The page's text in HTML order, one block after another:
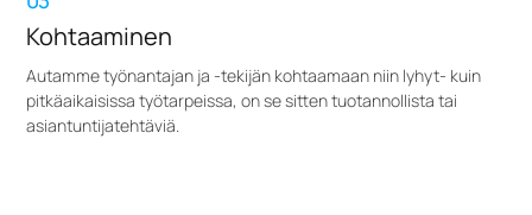
Kohtaaminen
Autamme työnantajan ja -tekijän kohtaamaan niin lyhyt- kuin
pitkäaikaisissa työtarpeissa, on se sitten tuotannollista tai
asiantuntijatehtäviä.